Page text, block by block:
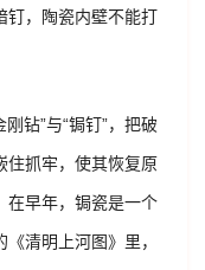
钉，陶瓷内壁不能打
钻”与“锔钉”，把破
住抓牢，使其恢复原
在早年，锔瓷是一个
清明上河图》里，